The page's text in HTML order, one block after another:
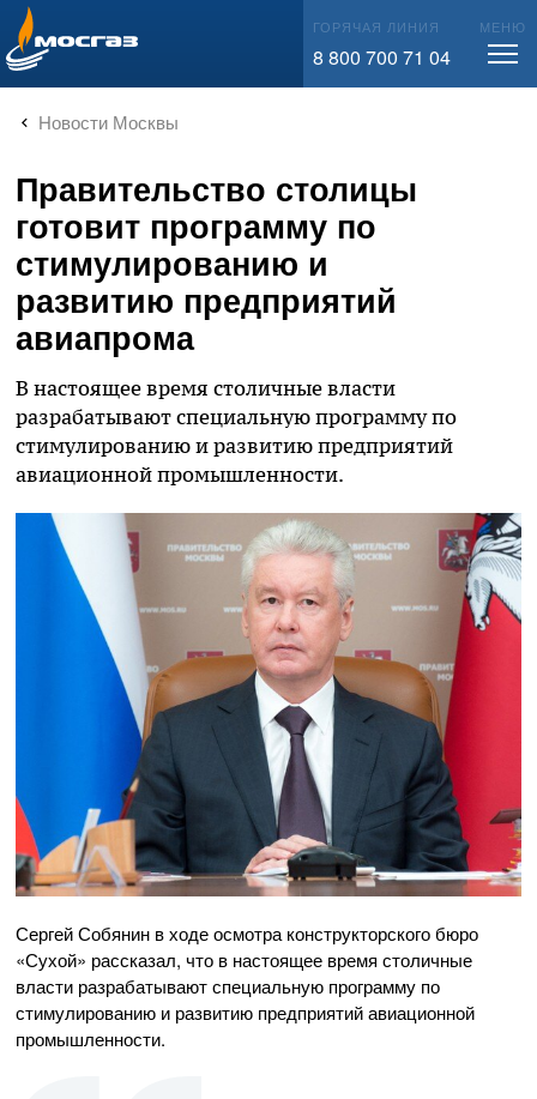
info@mos-gaz.ru ГОРЯЧАЯ ЛИНИЯ
8 800 700 71 04
МЕНЮ
Новости Москвы
Правительство столицы
готовит программу по
стимулированию и
развитию предприятий
авиапрома
В настоящее время столичные власти
разрабатывают специальную программу по
стимулированию и развитию предприятий
авиационной промышленности.
Сергей Собянин в ходе осмотра конструкторского бюро
«Сухой» рассказал, что в настоящее время столичные
власти разрабатывают специальную программу по
стимулированию и развитию предприятий авиационной
промышленности.